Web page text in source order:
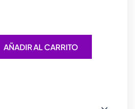
AÑADIR AL CARRITO